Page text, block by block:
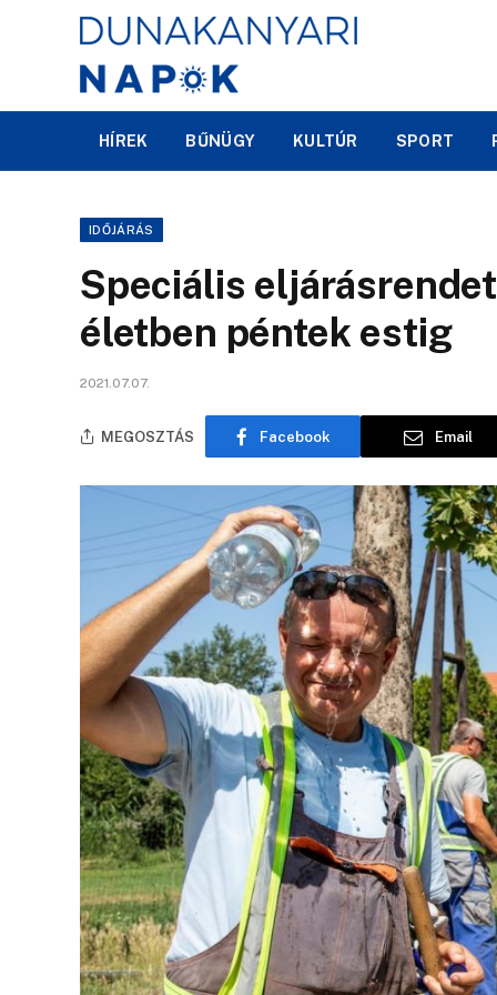
HÍREK BŰNÜGY KULTÚR SPORT
IDŐJÁRÁS
Speciális
életben péntek estig
2021.07.07.
MEGOSZTÁS Facebook Email